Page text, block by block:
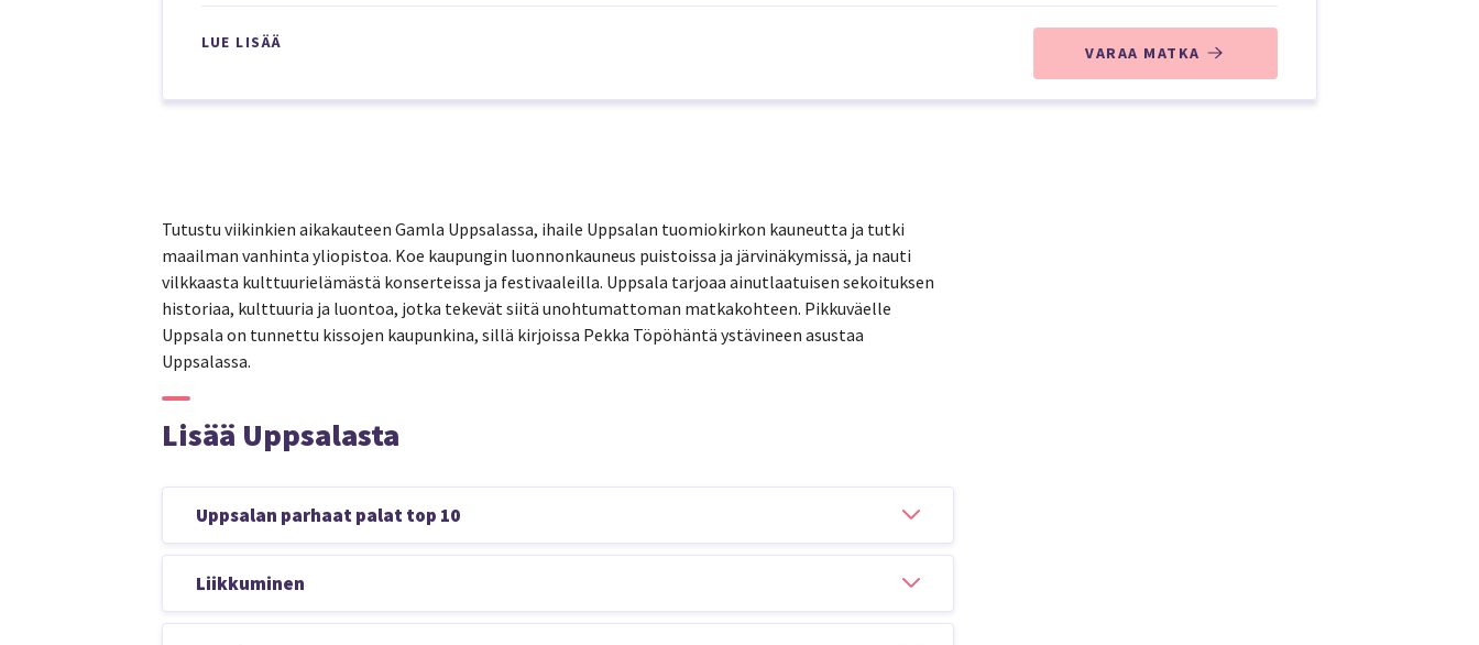
LUE LISÄÄ
VARAA MATKA
Tutustu viikinkien aikakauteen Gamla Uppsalassa, ihaile Uppsalan tuomiokirkon kauneutta ja tutki
maailman vanhinta yliopistoa. Koe kaupungin luonnonkauneus puistoissa ja järvinäkymissä, ja nauti
vilkkaasta kulttuurielämästä konserteissa ja festivaaleilla. Uppsala tarjoaa ainutlaatuisen sekoituksen
historiaa, kulttuuria ja luontoa, jotka tekevät siitä unohtumattoman matkakohteen. Pikkuväelle
Uppsala on tunnettu kissojen kaupunkina, sillä kirjoissa Pekka Töpöhäntä ystävineen asustaa
Uppsalassa.
Lisää Uppsalasta
Uppsalan parhaat palat top 10
Historia ja kulttuuri: Uppsala on yksi Ruotsin vanhimmista kaupungeista, joka on täynnä
Uppsalan tuomiokirkko, joka on Ruotsin suurin kirkkorakennus. Kaupunki on täynnä
Liikkuminen
Helppo tapa matkustaa Tukholmasta Uppsalaan on juna. Junamatka kestää noin 40 minuuttia